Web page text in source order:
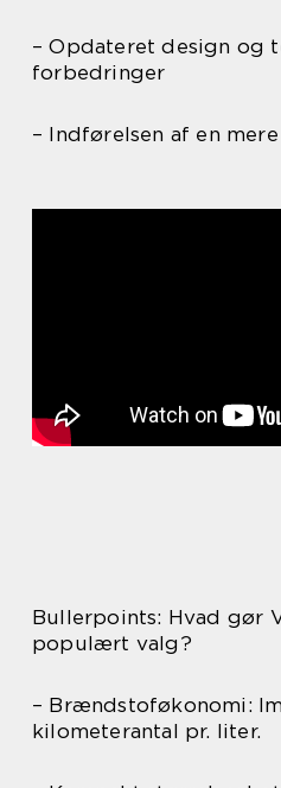
– Opdateret design og
forbedringer
– Indførelsen af en
Bullerpoints: Hvad gør
populært valg?
– Brændstoføkonomi:
kilometerantal pr. liter.